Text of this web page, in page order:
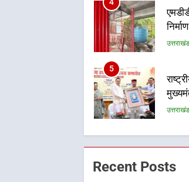
4
पर
5
और
6
Recent Posts